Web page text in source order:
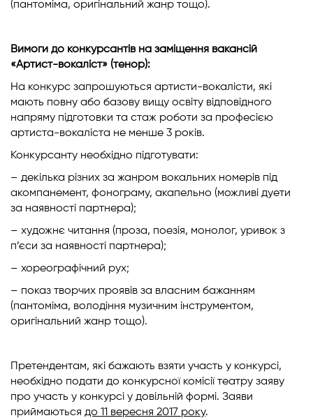
(пантоміма, оригінальний жанр тощо).
Вимоги до конкурсантів на заміщення вакансій
«Артист-вокаліст» (тенор):
На конкурс запрошуються артисти-вокалісти, які
мають повну або базову вищу освіту відповідного
напряму підготовки та стаж роботи за професією
артиста-вокаліста не менше 3 років.
Конкурсанту необхідно підготувати:
– декілька різних за жанром вокальних номерів під
акомпанемент, фонограму, акапельно (можливі дуети
за наявності партнера);
– художнє читання (проза, поезія, монолог, уривок з
п’єси за наявності партнера);
– хореографічний рух;
– показ творчих проявів за власним бажанням
(пантоміма, володіння музичним інструментом,
оригінальний жанр тощо).
Претендентам, які бажають взяти участь у конкурсі,
необхідно подати до конкурсної комісії театру заяву
про участь у конкурсі у довільній формі. Заяви
приймаються до 11 вересня 2017 року.